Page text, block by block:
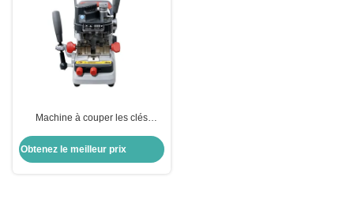
Machine à couper les clés
Obtenez le meilleur prix